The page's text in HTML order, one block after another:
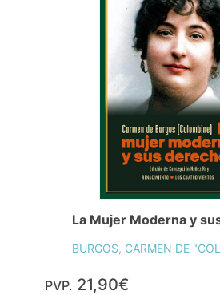
La Mujer Moderna y
BURGOS, CARMEN DE
PVP. 21,90€